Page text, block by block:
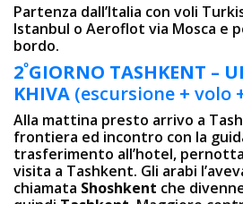
Partenza dall’Italia con voli
Istanbul o Aeroflot via Mosca e
bordo.
2ºGIORNO TASHKENT –
KHIVA (escursione + volo
Alla mattina presto arrivo a
frontiera ed incontro con la
trasferimento all’hotel,
visita a Tashkent. Gli arabi
chiamata Shoshkent che